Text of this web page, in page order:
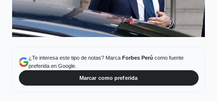
¿Te interesa este tipo de notas? Marca Forbes Perú como fuente
preferida en Google.
Marcar como preferida